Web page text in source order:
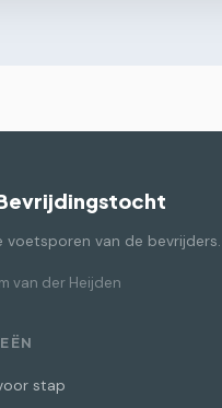
voetsporen van de bevrijders.
van der Heijden
stap